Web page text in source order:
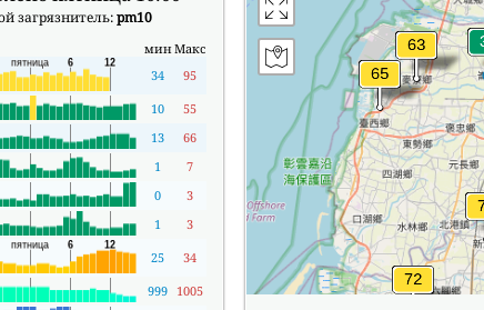
загрязнитель:pm10
минМакс
34
95
10
55
13
66
1
7
0
3
1
3
25
34
999 1005